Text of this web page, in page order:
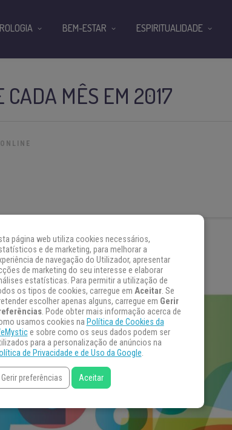
CADA MÊS EM 2017
BEM-ESTAR ESPIRITUALIDADE
página web utiliza cookies necessários,
e de marketing, para melhorar a
de navegação do Utilizador, apresentar
de marketing do seu interesse e elaborar
estatísticas. Para permitir a utilização de
os tipos de cookies, carregue em Aceitar. Se
escolher apenas alguns, carregue em Gerir
. Pode obter mais informação acerca de
usamos cookies na Política de Cookies da
e sobre como os seus dados podem ser
para a personalização de anúncios na
de Privacidade e de Uso da Google.
Gerir preferências Aceitar